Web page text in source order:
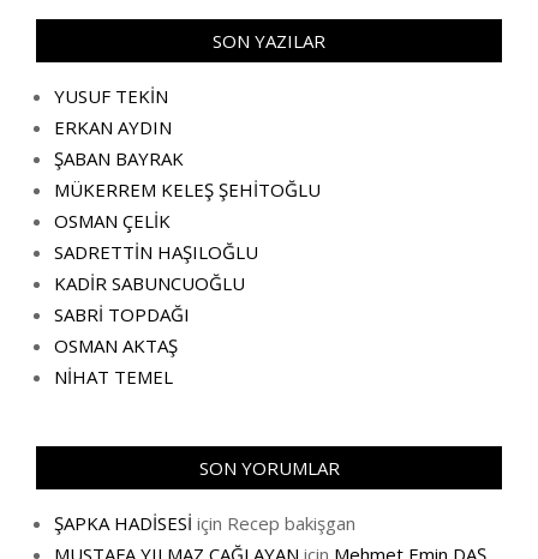
SON YAZILAR
YUSUF TEKİN
ERKAN AYDIN
ŞABAN BAYRAK
MÜKERREM KELEŞ ŞEHİTOĞLU
OSMAN ÇELİK
SADRETTİN HAŞILOĞLU
KADİR SABUNCUOĞLU
SABRİ TOPDAĞI
OSMAN AKTAŞ
NİHAT TEMEL
SON YORUMLAR
ŞAPKA HADİSESİ için Recep bakişgan
MUSTAFA YILMAZ ÇAĞLAYAN için Mehmet Emin DAŞ